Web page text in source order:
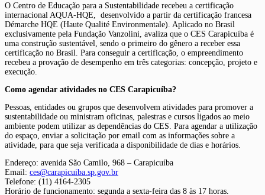
O Centro de Educação para a Sustentabilidade recebeu a certificação
internacional AQUA-HQE, desenvolvido a partir da certificação francesa
Démarche HQE (Haute Qualité Environmentale). Aplicado no Brasil
exclusivamente pela Fundação Vanzolini, avaliza que o CES Carapicuíba é
uma construção sustentável, sendo o primeiro do gênero a receber essa
certificação no Brasil. Para conseguir a certificação, o empreendimento
recebeu a provação de desempenho em três categorias: concepção, projeto e
execução.
Como agendar atividades no CES Carapicuíba?
Pessoas, entidades ou grupos que desenvolvem atividades para promover a
sustentabilidade ou ministram oficinas, palestras e cursos ligados ao meio
ambiente podem utilizar as dependências do CES. Para agendar a utilização
do espaço, enviar a solicitação por email com as informações sobre a
atividade, para que seja verificada a disponibilidade de dias e horários.
Endereço: avenida São Camilo, 968 – Carapicuíba
Email: ces@carapicuiba.sp.gov.br
Telefone: (11) 4164-2305
Horário de funcionamento: segunda a sexta-feira das 8 às 17 horas.